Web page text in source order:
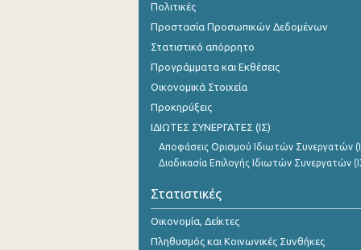
Νοεμβρίου 2023
Οκτωβρίου 2023
Σεπτεμβρίου 2023
Ιουλίου 2023
Ιουνίου 2023
Μαΐου 2023
Απριλίου 2023
Μαρτίου 2023
Πολιτικές
Προστασία Προσωπικών Δεδομένων
Στατιστικό απόρρητο
Προγράμματα και Εκθέσεις
Οικονομικά Στοιχεία
Προκηρύξεις
ΙΔΙΩΤΕΣ ΣΥΝΕΡΓΑΤΕΣ (ΙΣ)
Αποφάσεις Ορισμού Ιδιωτών Συνεργατών
Διαδικασία Επιλογής Ιδιωτών Συνεργατών
Στατιστικές
Οικονομία, Δείκτες
Πληθυσμός και Κοινωνικές Συνθήκες